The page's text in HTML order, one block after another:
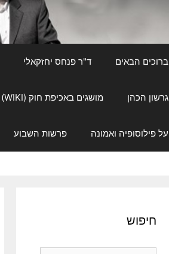
ברוכים הבאים ד"ר פנחס יחזקאלי
גרשון הכהן מושגים באכיפת חוק (WIKI)
על פילוסופיה ואמונה פרשות השבוע
חיפוש